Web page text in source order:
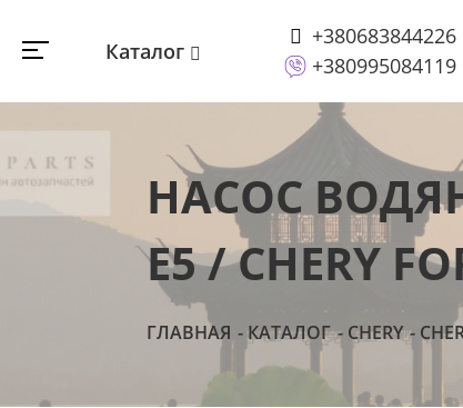
Каталог
+380683844226
+380995084119
НАСОС
Е5 / CHERY
ГЛАВНАЯ КАТАЛОГ CHERY